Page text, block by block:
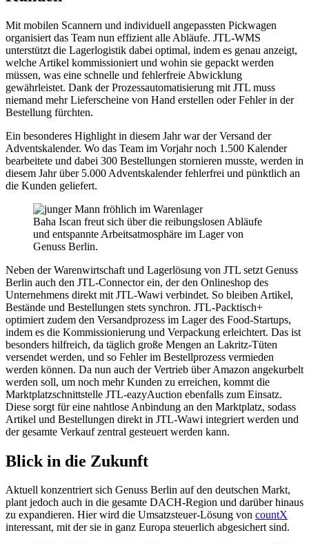
Mit mobilen Scannern und individuell angepassten Pickwagen
organisiert das Team nun effizient alle Abläufe. JTL-WMS
unterstützt die Lagerlogistik dabei optimal, indem es genau anzeigt,
welche Artikel kommissioniert und wohin sie gepackt werden
müssen, was eine schnelle und fehlerfreie Abwicklung
gewährleistet. Dank der Prozessautomatisierung mit JTL muss
niemand mehr Lieferscheine von Hand erstellen oder Fehler in der
Bestellung fürchten.
Ein besonderes Highlight in diesem Jahr war der Versand der
Adventskalender. Wo das Team im Vorjahr noch 1.500 Kalender
bearbeitete und dabei 300 Bestellungen stornieren musste, werden in
diesem Jahr über 5.000 Adventskalender fehlerfrei und pünktlich an
die Kunden geliefert.
Baha Iscan freut sich über die reibungslosen Abläufe
und entspannte Arbeitsatmosphäre im Lager von
Genuss Berlin.
Neben der Warenwirtschaft und Lagerlösung von JTL setzt Genuss
Berlin auch den JTL-Connector ein, der den Onlineshop des
Unternehmens direkt mit JTL-Wawi verbindet. So bleiben Artikel,
Bestände und Bestellungen stets synchron. JTL-Packtisch+
optimiert zudem den Versandprozess im Lager des Food-Startups,
indem es die Kommissionierung und Verpackung erleichtert. Das ist
besonders hilfreich, da täglich große Mengen an Lakritz-Tüten
versendet werden, und so Fehler im Bestellprozess vermieden
werden können. Da nun auch der Vertrieb über Amazon angekurbelt
werden soll, um noch mehr Kunden zu erreichen, kommt die
Marktplatzschnittstelle JTL-eazyAuction ebenfalls zum Einsatz.
Diese sorgt für eine nahtlose Anbindung an den Marktplatz, sodass
Artikel und Bestellungen direkt in JTL-Wawi integriert werden und
der gesamte Verkauf zentral gesteuert werden kann.
Blick in die Zukunft
Aktuell konzentriert sich Genuss Berlin auf den deutschen Markt,
plant jedoch auch in die gesamte DACH-Region und darüber hinaus
zu expandieren. Hier wird die Umsatzsteuer-Lösung von countX
interessant, mit der sie in ganz Europa steuerlich abgesichert sind.